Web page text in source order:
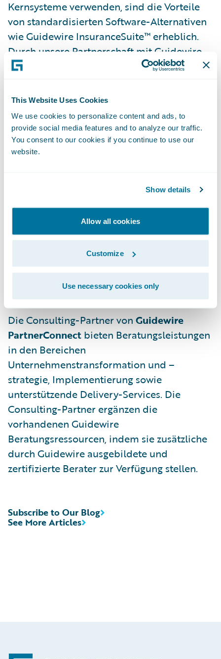
This Website Uses Cookies
We use cookies to personalize content and ads, to
provide social media features and to analyze our traffic.
You consent to our cookies if you continue to use our
website.
Show details
Allow all cookies
Customize
Use necessary cookies only
Kernsysteme verwenden, sind die Vorteile
von standardisierten Software-Alternativen
wie Guidewire InsuranceSuite™ erheblich.
Durch unsere Partnerschaft mit Guidewire
können wir Versicherern aufzeigen, wie eine
ihres Geschäfts beiträgt.“
„Sehr gerne heißen wir IKOR im
PartnerConnect Programm als neuesten
Consulting-Partner willkommen,“ sagt Steve
Guidewire. „Am wichtigsten ist für Guidewire
beim Kunden. Indem IKOR unserem
wir unsere Delivery-Kompetenz auf dem
deutschen Versicherungsmarkt, einem
wichtigen strategischen Markt für Guidewire,
Die Consulting-Partner von Guidewire
PartnerConnect bieten Beratungsleistungen
in den Bereichen
Unternehmenstransformation und –
strategie, Implementierung sowie
unterstützende Delivery-Services. Die
Consulting-Partner ergänzen die
vorhandenen Guidewire
Beratungsressourcen, indem sie zusätzliche
durch Guidewire ausgebildete und
zertifizierte Berater zur Verfügung stellen.
See More Articles
Subscribe to Our Blog